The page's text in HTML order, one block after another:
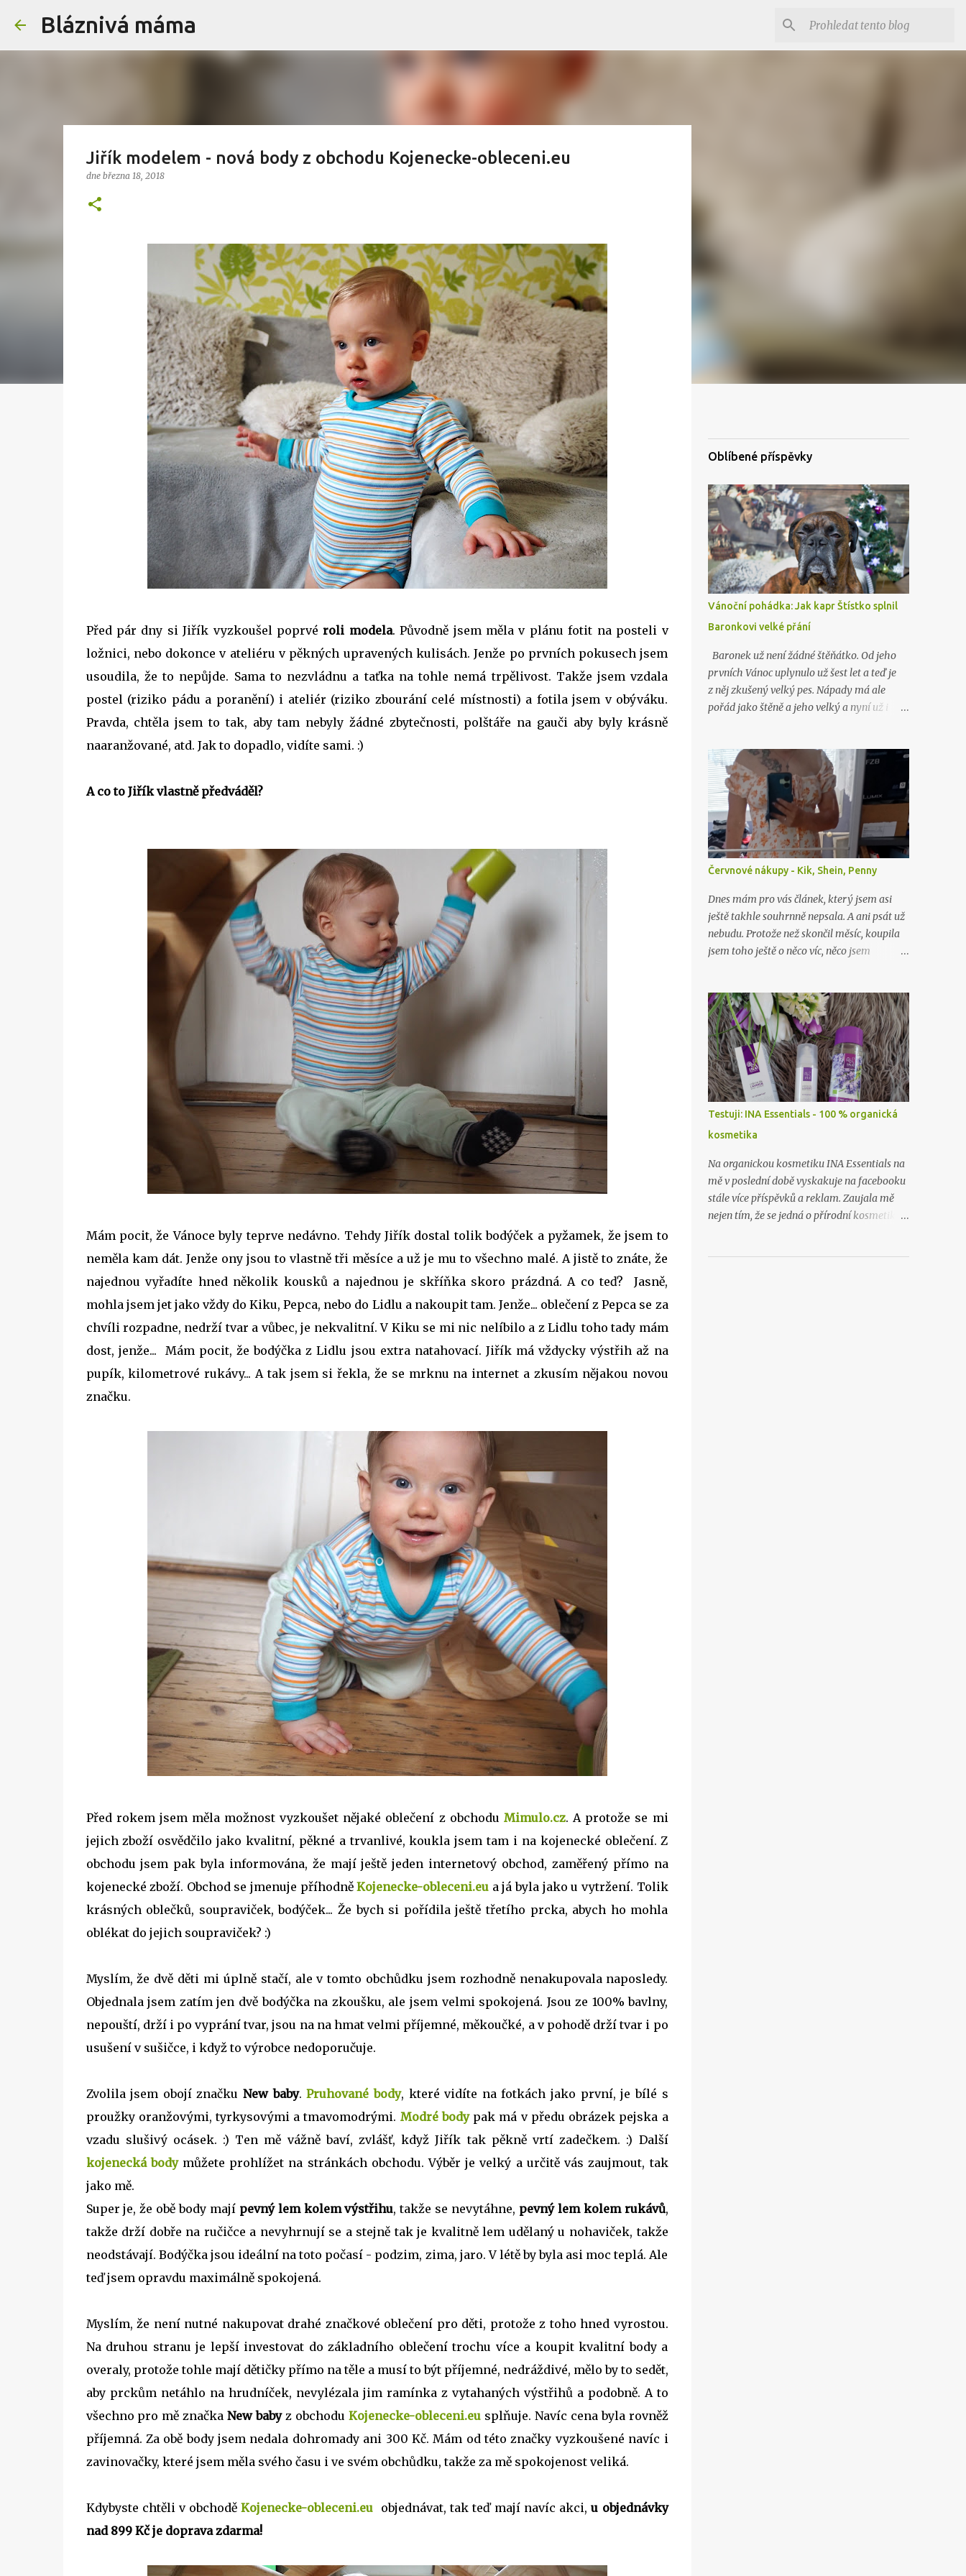
Bláznivá máma
Jiřík modelem - nová body z obchodu Kojenecke-obleceni.eu
dne března 18, 2018
Před pár dny si Jiřík vyzkoušel poprvéroli modela. Původně jsem měla v plánu fotit na posteli v
ložnici, nebo dokonce v ateliéru v pěkných upravených kulisách. Jenže po prvních pokusech jsem
usoudila, že to nepůjde. Sama to nezvládnu a taťka na tohle nemá trpělivost. Takže jsem vzdala
postel (riziko pádu a poranění) i ateliér (riziko zbourání celé místnosti) a fotila jsem v obýváku.
Pravda, chtěla jsem to tak, aby tam nebyly žádné zbytečnosti, polštáře na gauči aby byly krásně
naaranžované, atd. Jak to dopadlo, vidíte sami. :)
A co to Jiřík vlastně předváděl?
Mám pocit, že Vánoce byly teprve nedávno. Tehdy Jiřík dostal tolik bodýček a pyžamek, že jsem to
neměla kam dát. Jenže ony jsou to vlastně tři měsíce a už je mu to všechno malé. A jistě to znáte, že
najednou vyřadíte hned několik kousků a najednou je skříňka skoro prázdná. A co teď? Jasně,
mohla jsem jet jako vždy do Kiku, Pepca, nebo do Lidlu a nakoupit tam. Jenže... oblečení z Pepca se za
chvíli rozpadne, nedrží tvar a vůbec, je nekvalitní. V Kiku se mi nic nelíbilo a z Lidlu toho tady mám
dost, jenže... Mám pocit, že bodýčka z Lidlu jsou extra natahovací. Jiřík má vždycky výstřih až na
pupík, kilometrové rukávy... A tak jsem si řekla, že se mrknu na internet a zkusím nějakou novou
značku.
Před rokem jsem měla možnost vyzkoušet nějaké oblečení z obchodu Mimulo.cz. A protože se mi
jejich zboží osvědčilo jako kvalitní, pěkné a trvanlivé, koukla jsem tam i na kojenecké oblečení. Z
obchodu jsem pak byla informována, že mají ještě jeden internetový obchod, zaměřený přímo na
kojenecké zboží. Obchod se jmenuje příhodněKojenecke-obleceni.eu a já byla jako u vytržení. Tolik
krásných oblečků, soupraviček, bodýček... Že bych si pořídila ještě třetího prcka, abych ho mohla
oblékat do jejich soupraviček? :)
Myslím, že dvě děti mi úplně stačí, ale v tomto obchůdku jsem rozhodně nenakupovala naposledy.
Objednala jsem zatím jen dvě bodýčka na zkoušku, ale jsem velmi spokojená. Jsou ze 100% bavlny,
nepouští, drží i po vyprání tvar, jsou na na hmat velmi příjemné, měkoučké, a v pohodě drží tvar i po
usušení v sušičce, i když to výrobce nedoporučuje.
Zvolila jsem obojí značku New baby.Pruhované body, které vidíte na fotkách jako první, je bílé s
proužky oranžovými, tyrkysovými a tmavomodrými. Modré body pak má v předu obrázek pejska a
vzadu slušivý ocásek. :) Ten mě vážně baví, zvlášť, když Jiřík tak pěkně vrtí zadečkem. :) Další
kojenecká body můžete prohlížet na stránkách obchodu. Výběr je velký a určitě vás zaujmout, tak
jako mě.
Super je, že obě body mají pevný lem kolem výstřihu, takže se nevytáhne, pevný lem kolem rukávů,
takže drží dobře na ručičce a nevyhrnují se a stejně tak je kvalitně lem udělaný u nohaviček, takže
neodstávají. Bodýčka jsou ideální na toto počasí - podzim, zima, jaro. V létě by byla asi moc teplá. Ale
teď jsem opravdu maximálně spokojená.
Myslím, že není nutné nakupovat drahé značkové oblečení pro děti, protože z toho hned vyrostou.
Na druhou stranu je lepší investovat do základního oblečení trochu více a koupit kvalitní body a
overaly, protože tohle mají dětičky přímo na těle a musí to být příjemné, nedráždivé, mělo by to sedět,
aby prckům netáhlo na hrudníček, nevylézala jim ramínka z vytahaných výstřihů a podobně. A to
všechno pro mě značkaNew babyz obchodu Kojenecke-obleceni.eu splňuje. Navíc cena byla rovněž
příjemná. Za obě body jsem nedala dohromady ani 300 Kč. Mám od této značky vyzkoušené navíc i
zavinovačky, které jsem měla svého času i ve svém obchůdku, takže za mě spokojenost veliká.
Kdybyste chtěli v obchoděKojenecke-obleceni.eu objednávat, tak teď mají navíc akci,u objednávky
nad 899 Kč je doprava zdarma!
Oblíbené příspěvky
Vánoční pohádka: Jak kapr Štístko splnil
Baronkovi velké přání
Baronek už není žádné štěňátko. Od jeho
prvních Vánoc uplynulo už šest let a teď je
z něj zkušený velký pes. Nápady má ale
pořád jako štěně a jeho velký a nyní už i
Vánocích…
Červnové nákupy - Kik, Shein, Penny
Dnes mám pro vás článek, který jsem asi
ještě takhle souhrnně nepsala. A ani psát už
nebudu. Protože než skončil měsíc, koupila
jsem toho ještě o něco víc, něco jsem
hauly rovnou po nákupu či objednávce.
Testuji: INA Essentials - 100 % organická
kosmetika
Na organickou kosmetiku INA Essentials na
mě v poslední době vyskakuje na facebooku
stále více příspěvků a reklam. Zaujala mě
nejen tím, že se jedná o přírodní kosmetiku z